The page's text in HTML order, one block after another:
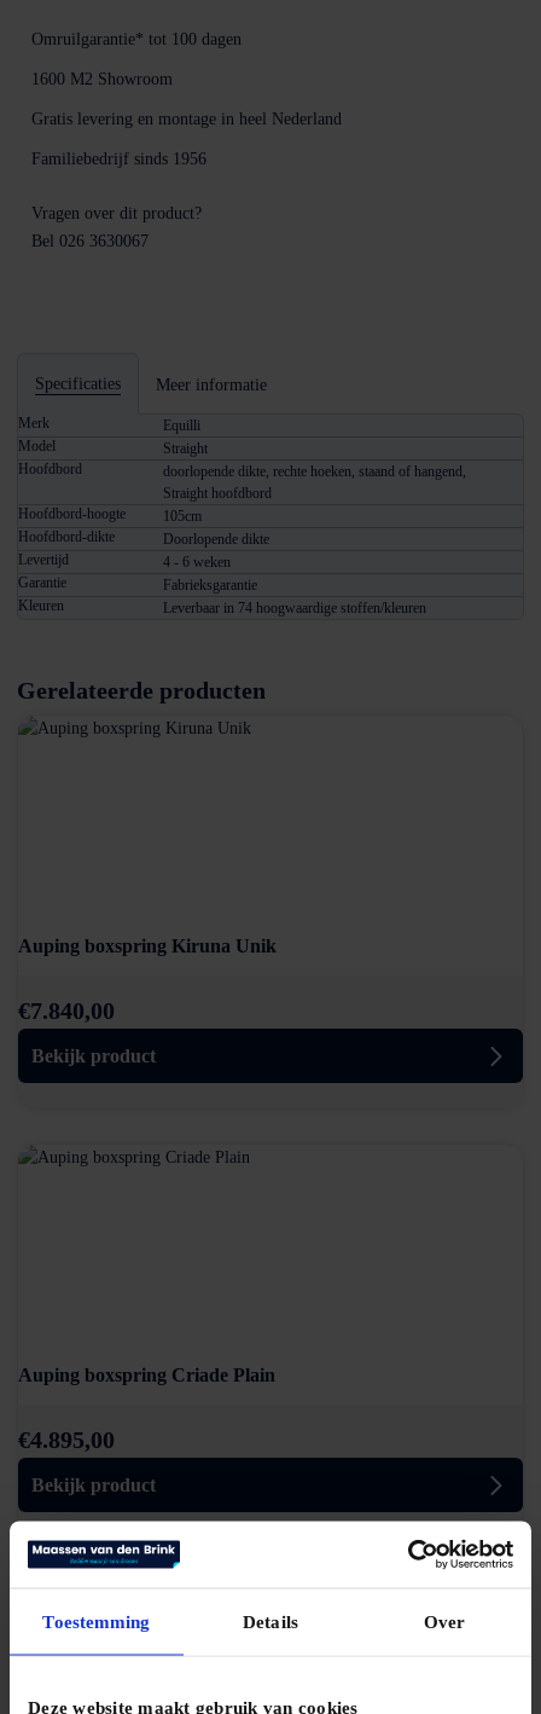
Toestemming Details Over
Deze website maakt gebruik van cookies
Omruilgarantie* tot 100 dagen
1600 M2 Showroom
Gratis levering en montage in heel Nederland
Familiebedrijf sinds 1956
Vragen over dit product?
Bel 026 3630067
Specificaties Meer informatie
Merk
Equilli
Model
Straight
Hoofdbord
doorlopende dikte, rechte hoeken, staand of hangend,
Straight hoofdbord
Hoofdbord-hoogte
105cm
Hoofdbord-dikte
Doorlopende dikte
Levertijd
4 - 6 weken
Garantie
Fabrieksgarantie
Kleuren
Leverbaar in 74 hoogwaardige stoffen/kleuren
Gerelateerde producten
Auping boxspring Kiruna Unik
€7.840,00
Bekijk product
Auping boxspring Criade Plain
€4.895,00
Bekijk product